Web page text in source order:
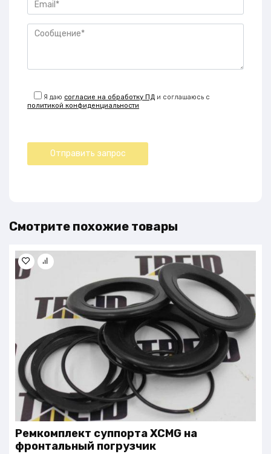
Я даюсогласие на обработку ПД и соглашаюсь с
политикой конфиденциальности
Смотрите похожие товары
Ремкомплект суппорта XCMG на
фронтальный погрузчик